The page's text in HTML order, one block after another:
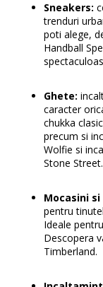
Sneakers:
trenduri
poti alege,
Handball
Ghete:
caracter
chukka
precum si
Wolfie si
Stone Street.
Mocasini
pentru
Ideale
Descopera
Timberland.